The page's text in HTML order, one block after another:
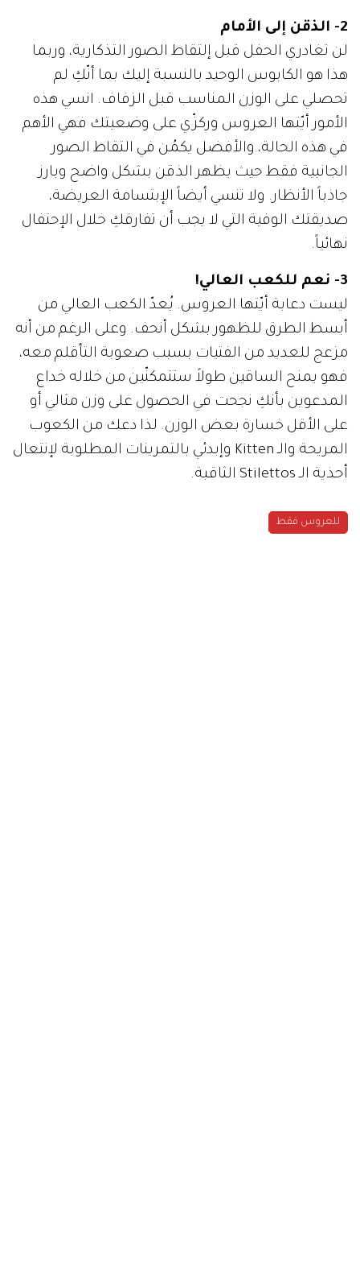
2- الذقن إلى الأمام
لن تغادري الحفل قبل إلتقاط الصور التذكارية، وربما
هذا هو الكابوس الوحيد بالنسبة إليك بما أنّكِ لم
تحصلي على الوزن المناسب قبل الزفاف. انسي هذه
الأمور أيّتها العروس وركزّي على وضعيتك فهي الأهم
في هذه الحالة، والأفضل يكمُن في التقاط الصور
الجانبية فقط حيث يظهر الذقن بشكل واضح وبارز
جاذباً الأنظار. ولا تنسي أيضاً الإبتسامة العريضة،
صديقتك الوفية التي لا يجب أن تفارقكِ خلال الإحتفال
نهائياً.
3- نعم للكعب العالي!
ليست دعابة أيّتها العروس. يُعدّ الكعب العالي من
أبسط الطرق للظهور بشكل أنحف. وعلى الرغم من أنه
مزعج للعديد من الفتيات بسبب صعوبة التأقلم معه،
فهو يمنح الساقين طولاً ستتمكنّين من خلاله خداع
المدعوين بأنكِ نجحت في الحصول على وزن مثالي أو
على الأقل خسارة بعض الوزن. لذا دعك من الكعوب
المريحة والـ Kitten وإبدئي بالتمرينات المطلوبة لإنتعال
أحذية الـ Stilettos الثاقبة.
للعروس فقط